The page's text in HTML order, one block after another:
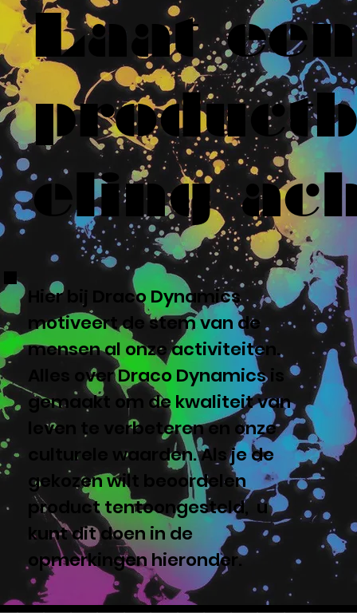
Laat een
eling
Hier bij Draco Dynamics
motiveert de stem van de
mensen al onze activiteiten.
Alles over Draco Dynamics is
gemaakt om de kwaliteit van
leven te verbeteren en onze
culturele waarden. Als je de
gekozen wilt beoordelen
product tentoongesteld, u
kunt dit doen in de
opmerkingen hieronder.